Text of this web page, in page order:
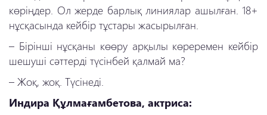
көріңдер. Ол жерде барлық линиялар ашылған. 18+
нұсқасында кейбір тұстары жасырылған.
– Бірінші нұсқаны көөру арқылы көреремен кейбір
шешуші сәттерді түсінбей қалмай ма?
– Жоқ, жоқ. Түсінеді.
Индира Құлмағамбетова, актриса: